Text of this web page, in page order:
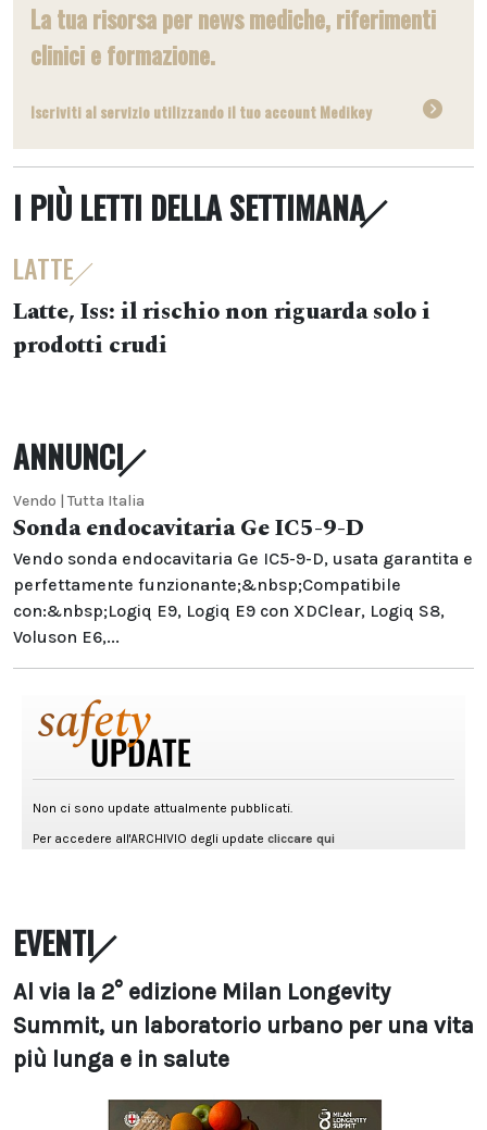
La tua risorsa per news mediche, riferimenti
clinici e formazione.
Iscriviti al servizio utilizzando il tuo account Medikey
I PIÙ LETTI DELLA SETTIMANA
LATTE
Latte, Iss: il rischio non riguarda solo i
prodotti crudi
ANNUNCI
Vendo | Tutta Italia
Sonda endocavitaria Ge IC5-9-D
Vendo sonda endocavitaria Ge IC5-9-D, usata garantita e
perfettamente funzionante;&nbsp;Compatibile
con:&nbsp;Logiq E9, Logiq E9 con XDClear, Logiq S8,
Voluson E6,...
EVENTI
Al via la 2° edizione Milan Longevity
Summit, un laboratorio urbano per una vita
più lunga e in salute